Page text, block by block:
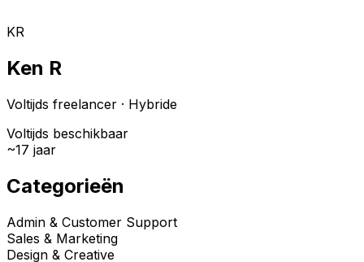
KR
Ken R
Voltijds freelancer · Hybride
Voltijds beschikbaar
~17 jaar
Categorieën
Admin & Customer Support
Sales & Marketing
Design & Creative